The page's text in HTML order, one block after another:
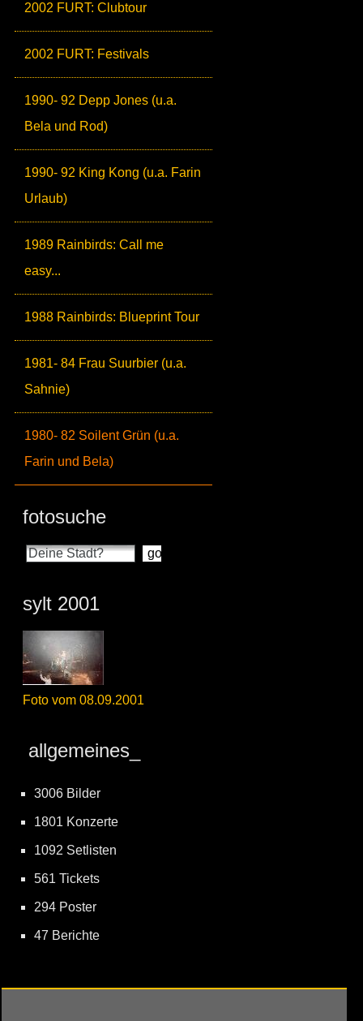
2002 FURT: Clubtour
2002 FURT: Festivals
1990- 92 Depp Jones (u.a.
Bela und Rod)
1990- 92 King Kong (u.a. Farin
Urlaub)
1989 Rainbirds: Call me
easy...
1988 Rainbirds: Blueprint Tour
1981- 84 Frau Suurbier (u.a.
Sahnie)
1980- 82 Soilent Grün (u.a.
Farin und Bela)
fotosuche
sylt 2001
Foto vom 08.09.2001
allgemeines_
3006 Bilder
1801 Konzerte
1092 Setlisten
561 Tickets
294 Poster
47 Berichte